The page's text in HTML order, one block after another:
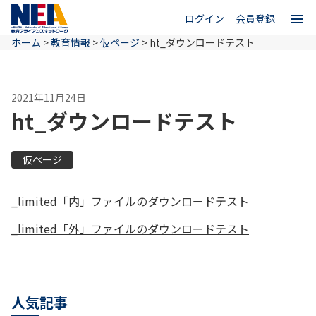
ログイン 会員登録 menu
ホーム
NEAとは
教育情報
ホーム >教育情報 >仮ページ > ht_ダウンロードテスト
2021年11月24日
ht_ダウンロードテスト
仮ページ
_limited「内」ファイルのダウンロードテスト
_limited「外」ファイルのダウンロードテスト
人気記事